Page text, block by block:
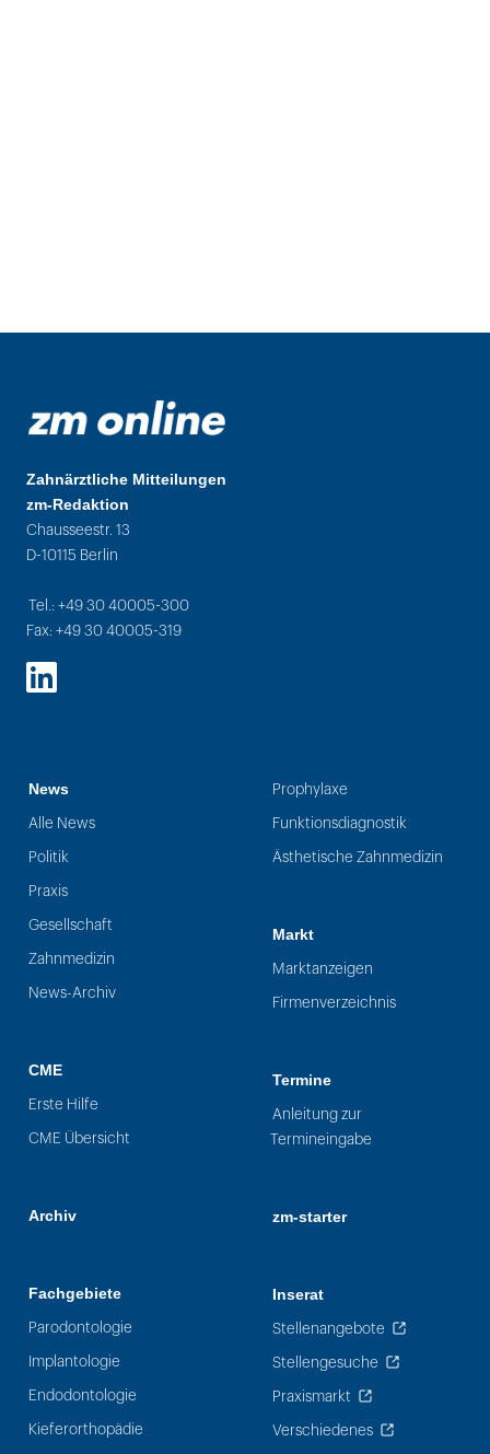
Zahnärztliche Mitteilungen
zm-Redaktion
Chausseestr. 13
D-10115 Berlin
Tel.: +49 30 40005-300
Fax: +49 30 40005-319
LinkedIn
News
Alle News
Politik
Praxis
Gesellschaft
Zahnmedizin
News-Archiv
CME
Erste Hilfe
CME Übersicht
Archiv
Fachgebiete
Parodontologie
Implantologie
Endodontologie
Kieferorthopädie
Prophylaxe
Funktionsdiagnostik
Ästhetische Zahnmedizin
Markt
Marktanzeigen
Firmenverzeichnis
Termine
Anleitung zur
Termineingabe
zm-starter
Inserat
Stellenangebote
Stellengesuche
Praxismarkt
Verschiedenes